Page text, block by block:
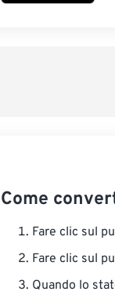
Come
Fare clic sul
Fare clic sul
Quando lo